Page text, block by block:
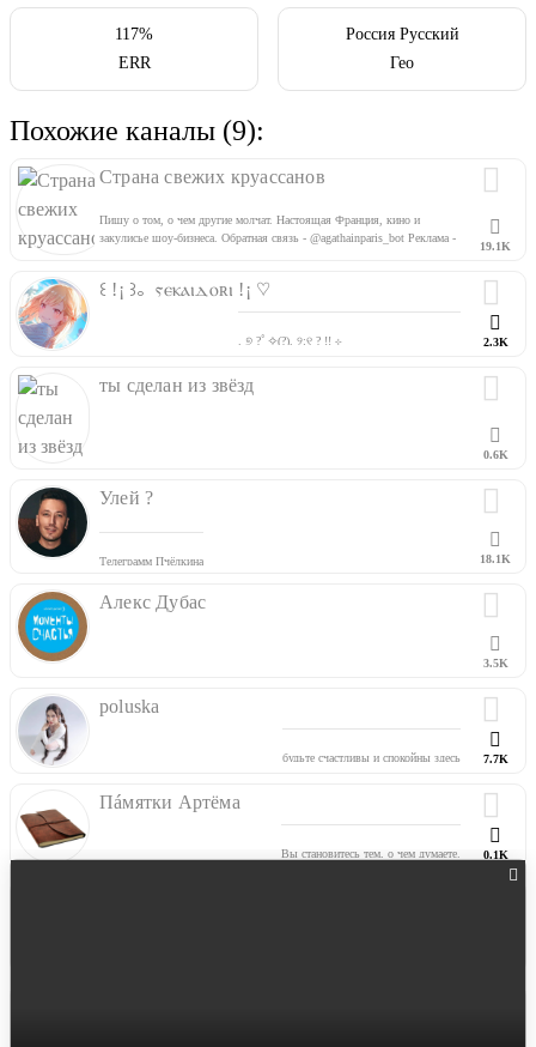
117%
ERR
Россия Русский
Гео
Похожие каналы (9):
Страна свежих круассанов
Пишу о том, о чем другие молчат. Настоящая Франция, кино и
закулисье шоу-бизнеса. Обратная связь - @agathainparis_bot Реклама -
19.1K
꒰ !¡ ꒱。ⲋⲉⲕⲁⲓⲇⲟʀⲓ !¡ ♡
. ୭ ?˚ ✧(?). ୨:୧ ? !! ⊹
ָ࣪ ੭ (!!) . ❀ •｡∩`✧ ִֶָ price -
2.3K
ты сделан из звёзд
0.6K
Улей ?
Телеграмм Пчёлкина 18.1K
Алекс Дубас
3.5K
poluska
будьте счастливы и спокойны здесь
7.7K
Пáмятки Артёма
Вы становитесь тем, о чем думаете.
0.1K